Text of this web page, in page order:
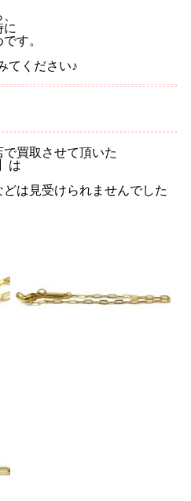
に
す。
てください♪
買取させて頂いた
は
は見受けられませんでした